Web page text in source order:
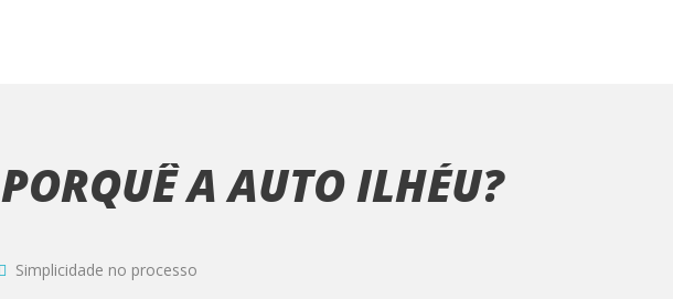
PORQUÊ A AUTO ILHÉU?
Simplicidade no processo